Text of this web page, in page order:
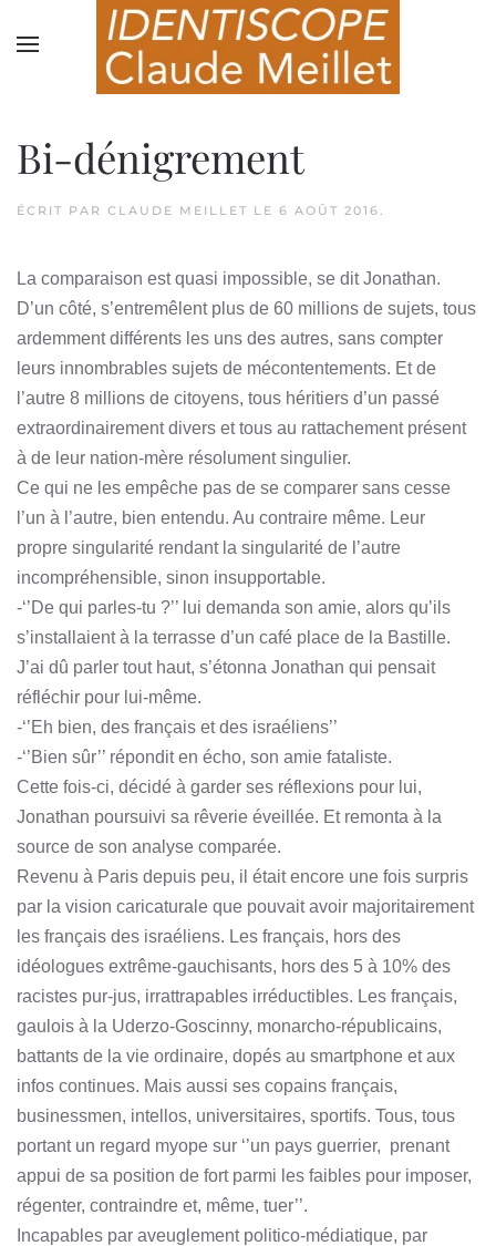
Skip to main content
Bi-dénigrement
ÉCRIT PAR CLAUDE MEILLET LE 6 AOÛT 2016.
La comparaison est quasi impossible, se dit Jonathan.
D’un côté, s’entremêlent plus de 60 millions de sujets, tous
ardemment différents les uns des autres, sans compter
leurs innombrables sujets de mécontentements. Et de
l’autre 8 millions de citoyens, tous héritiers d’un passé
extraordinairement divers et tous au rattachement présent
à de leur nation-mère résolument singulier.
Ce qui ne les empêche pas de se comparer sans cesse
l’un à l’autre, bien entendu. Au contraire même. Leur
propre singularité rendant la singularité de l’autre
incompréhensible, sinon insupportable.
-‘’De qui parles-tu ?’’ lui demanda son amie, alors qu’ils
s’installaient à la terrasse d’un café place de la Bastille.
J’ai dû parler tout haut, s’étonna Jonathan qui pensait
réfléchir pour lui-même.
-‘’Eh bien, des français et des israéliens’’
-‘’Bien sûr’’ répondit en écho, son amie fataliste.
Cette fois-ci, décidé à garder ses réflexions pour lui,
Jonathan poursuivi sa rêverie éveillée. Et remonta à la
source de son analyse comparée.
Revenu à Paris depuis peu, il était encore une fois surpris
par la vision caricaturale que pouvait avoir majoritairement
les français des israéliens. Les français, hors des
idéologues extrême-gauchisants, hors des 5 à 10% des
racistes pur-jus, irrattrapables irréductibles. Les français,
gaulois à la Uderzo-Goscinny, monarcho-républicains,
battants de la vie ordinaire, dopés au smartphone et aux
infos continues. Mais aussi ses copains français,
businessmen, intellos, universitaires, sportifs. Tous, tous
portant un regard myope sur ‘’un pays guerrier, prenant
appui de sa position de fort parmi les faibles pour imposer,
régenter, contraindre et, même, tuer’’.
Incapables par aveuglement politico-médiatique, par